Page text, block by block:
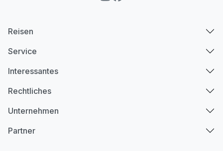
Reisen
Service
Interessantes
Rechtliches
Unternehmen
Partner